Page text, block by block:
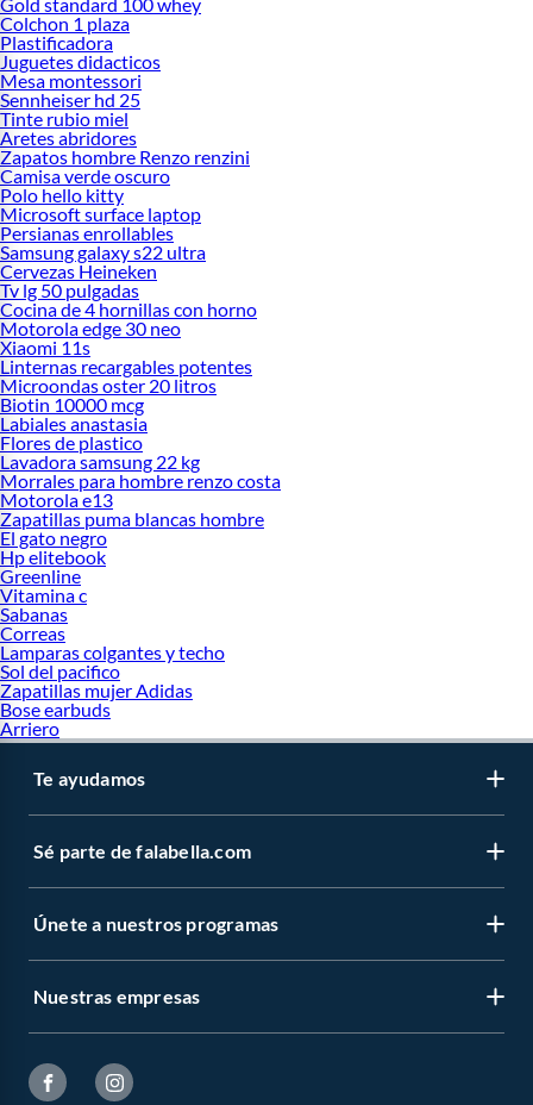
Colchon 1 plaza
Plastificadora
Juguetes didacticos
Mesa montessori
Sennheiser hd 25
Tinte rubio miel
Aretes abridores
Zapatos hombre Renzo renzini
Camisa verde oscuro
Polo hello kitty
Microsoft surface laptop
Persianas enrollables
Samsung galaxy s22 ultra
Cervezas Heineken
Tv lg 50 pulgadas
Cocina de 4 hornillas con horno
Motorola edge 30 neo
Xiaomi 11s
Linternas recargables potentes
Microondas oster 20 litros
Biotin 10000 mcg
Labiales anastasia
Flores de plastico
Lavadora samsung 22 kg
Morrales para hombre renzo costa
Motorola e13
Zapatillas puma blancas hombre
El gato negro
Hp elitebook
Greenline
Vitamina c
Sabanas
Correas
Lamparas colgantes y techo
Sol del pacifico
Zapatillas mujer Adidas
Bose earbuds
Arriero
Te ayudamos
Sé parte de falabella.com
Únete a nuestros programas
Nuestras empresas